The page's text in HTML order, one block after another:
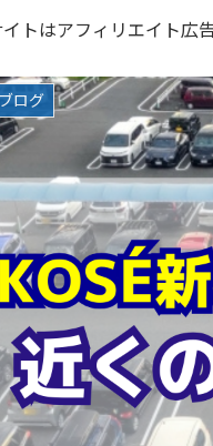
トはアフィリエイト広
ログ